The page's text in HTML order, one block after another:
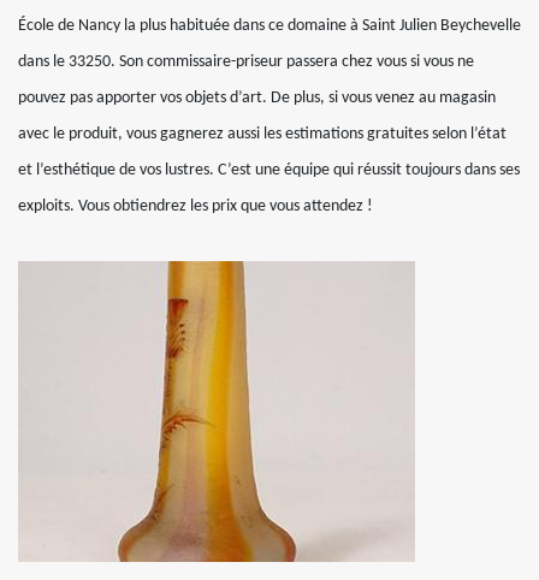
École de Nancy la plus habituée dans ce domaine à Saint Julien Beychevelle
dans le 33250. Son commissaire-priseur passera chez vous si vous ne
pouvez pas apporter vos objets d’art. De plus, si vous venez au magasin
avec le produit, vous gagnerez aussi les estimations gratuites selon l’état
et l’esthétique de vos lustres. C’est une équipe qui réussit toujours dans ses
exploits. Vous obtiendrez les prix que vous attendez !